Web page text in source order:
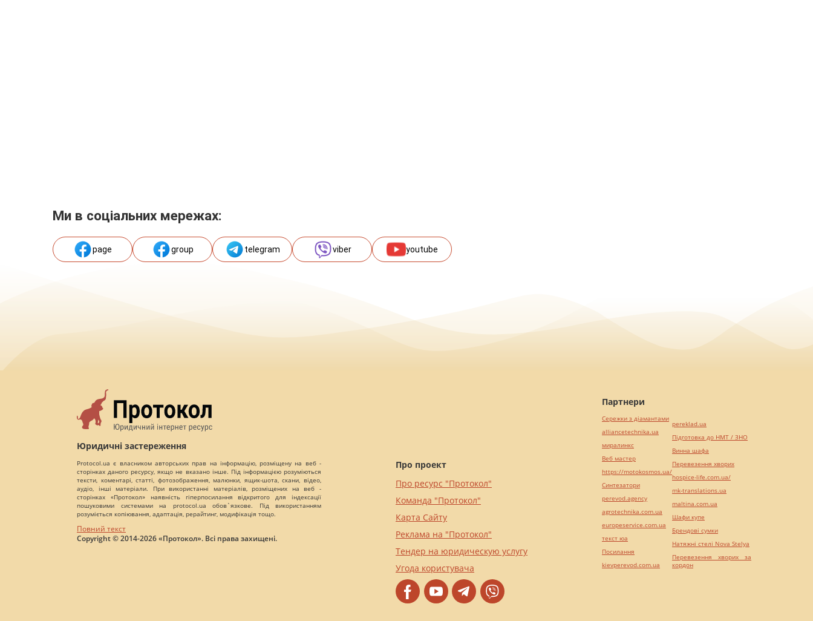
Ми в соціальних мережах:
page group telegram viber youtube
Юридичні застереження
Protocol.ua є власником авторських прав на інформацію, розміщену на веб -
сторінках даного ресурсу, якщо не вказано інше. Під інформацією розуміються
тексти, коментарі, статті, фотозображення, малюнки, ящик-шота, скани, відео,
аудіо, інші матеріали. При використанні матеріалів, розміщених на веб -
сторінках «Протокол» наявність гіперпосилання відкритого для індексації
пошуковими системами на protocol.ua обов`язкове. Під використанням
розуміється копіювання, адаптація, рерайтинг, модифікація тощо.
Повний текст
Copyright © 2014-2026 «Протокол». Всі права захищені.
Про проект
Про ресурс "Протокол"
Команда "Протокол"
Карта Сайту
Реклама на "Протокол"
Тендер на юридическую услугу
Угода користувача
Партнери
Сережки з діамантами
alliancetechnika.ua
миралинкс
Веб мастер
https://motokosmos.ua/
Синтезатори
perevod.agency
agrotechnika.com.ua
europeservice.com.ua
текст юа
Посилання
kievperevod.com.ua
pereklad.ua
Підготовка до НМТ / ЗНО
Винна шафа
Перевезення хворих
hospice-life.com.ua/
mk-translations.ua
maltina.com.ua
Шафи купе
Брендові сумки
Натяжні стелі Nova Stelya
Перевезення хворих за
кордон